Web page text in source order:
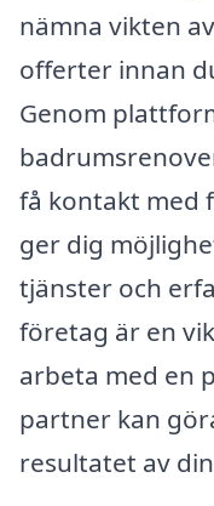
nämna vikten
offerter innan
Genom
få kontakt med
ger dig
tjänster och
företag är en
arbeta med en
partner kan
resultatet av